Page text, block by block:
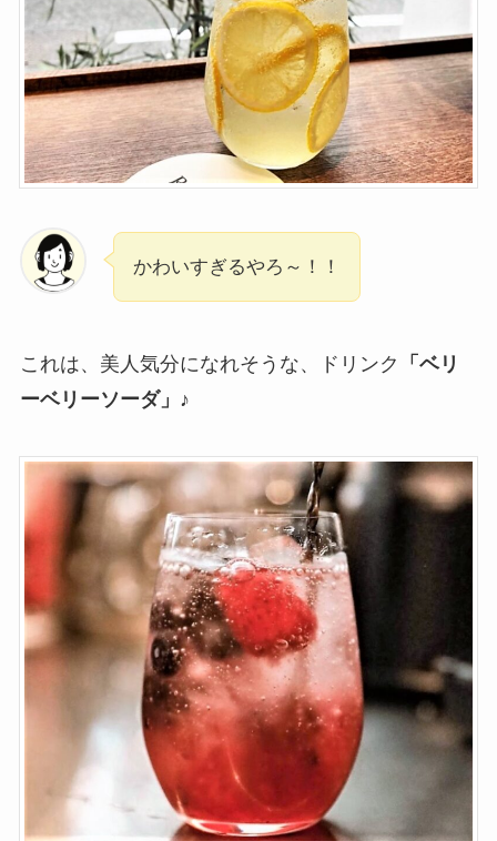
かわいすぎるやろ～！！
これは、美人気分になれそうな、ドリンク
「ベリ
ーベリーソーダ」 ♪